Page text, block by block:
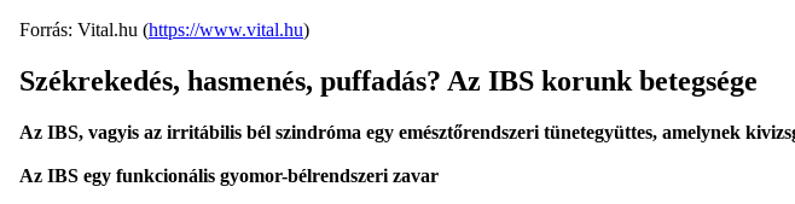
Forrás: Vital.hu (https://www.vital.hu)
Székrekedés, hasmenés, puffadás? Az IBS korunk betegsége
Az IBS, vagyis az irritábilis bél szindróma egy emésztőrendszeri tünetegyüttes, amelynek
Az IBS egy funkcionális gyomor-bélrendszeri zavar